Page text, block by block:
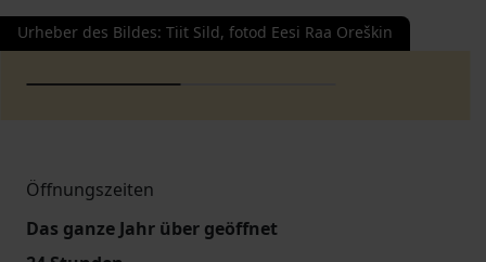
Urheber des Bildes: Tiit Sild, fotod Eesi Raa Oreškin
Öffnungszeiten
Das ganze Jahr über geöffnet